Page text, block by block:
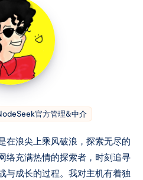
官方管理&中介
在浪尖上乘风破浪，探索无尽的
络充满热情的探索者，时刻追寻
与成长的过程。我对主机有着独